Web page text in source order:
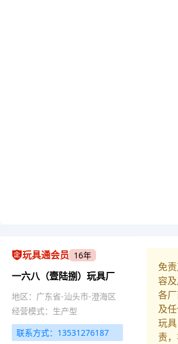
玩具通会员 16年
一六八（壹陆捌）玩具厂
地区：广东省-汕头市-澄海区
经营模式：生产型
联系方式：13531276187
免
容
各
及
玩
责